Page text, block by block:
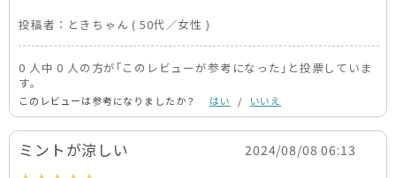
投稿者： ときちゃん ( 50代／女性 )
0 人中 0 人の方が｢このレビューが参考になった｣と投票していま
す。
このレビューは参考になりましたか？ はい / いいえ
ミントが涼しい 2024/08/08 06:13